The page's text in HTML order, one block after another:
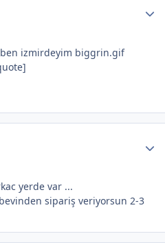
izmirdeyim biggrin.gif
yerde var ...
sipariş veriyorsun 2-3